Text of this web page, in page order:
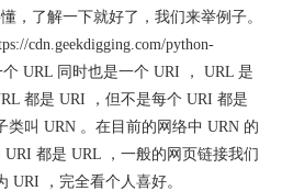
，了解一下就好了，我们来举例子。
cdn.geekdigging.com/python-
URL 同时也是一个 URI ， URL 是
都是 URI ，但不是每个 URI 都是
类叫 URN 。在目前的网络中 URN 的
都是 URL ，一般的网页链接我们
URI ，完全看个人喜好。